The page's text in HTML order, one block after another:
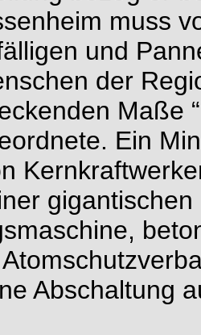
muss
und
der
Maße
Ein
Abschaltung